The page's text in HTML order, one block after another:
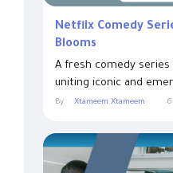
Netflix Comedy
Blooms
A fresh comedy series
uniting iconic and
By Xtameem Xtameem